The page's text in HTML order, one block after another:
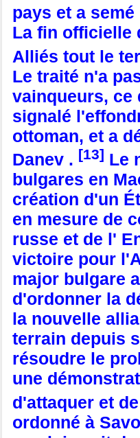
pays et a
La fin officielle
Alliés tout le
Le traité n'a
vainqueurs, ce
signalé
ottoman, et a
Danev . [13] Le
bulgares en
création d'un
en mesure de
russe et de l'
victoire pour
major bulgare
d'ordonner la
la nouvelle
terrain depuis
résoudre le
une
d'attaquer et
ordonné à